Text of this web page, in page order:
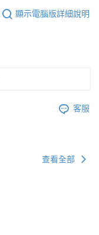
顯示電腦版詳細說明
客服
查看全部